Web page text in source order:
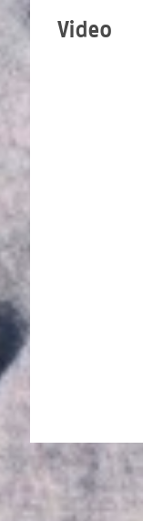
Video